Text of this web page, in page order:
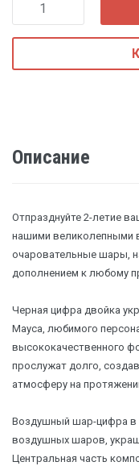
Описание
Отпразднуйте 2-летие
нашими великолепными
очаровательные шары,
дополнением к любому
Черная цифра двойка
Мауса, любимого
высококачественного
прослужат долго,
атмосферу на
Воздушный шар-цифра в
воздушных шаров,
Центральная часть